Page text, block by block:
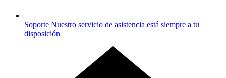
Soporte Nuestro servicio de asistencia está siempre a tu
disposición